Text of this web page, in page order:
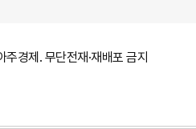
경제. 무단전재·재배포 금지